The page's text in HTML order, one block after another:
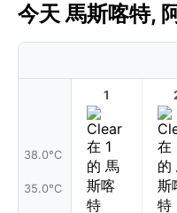
今天 馬斯喀特,
38.0°C
35.0°C
1